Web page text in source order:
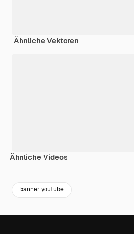
Ähnliche Vektoren
Ähnliche Videos
banner youtube